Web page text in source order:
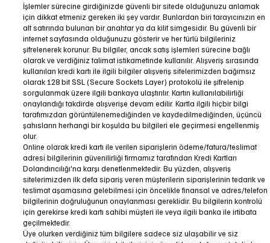
İşlemler sürecine girdiğinizde güvenli bir sitede olduğunuzu anlamak
için dikkat etmeniz gereken iki şey vardır. Bunlardan biri tarayıcınızın en
alt satırında bulunan bir anahtar ya da kilit simgesidir. Bu güvenli bir
internet sayfasında olduğunuzu gösterir ve her türlü bilgileriniz
şifrelenerek korunur. Bu bilgiler, ancak satış işlemleri sürecine bağlı
olarak ve verdiğiniz talimat istikametinde kullanılır. Alışveriş sırasında
kullanılan kredi kartı ile ilgili bilgiler alışveriş sitelerimizden bağımsız
olarak 128 bit SSL (Secure Sockets Layer) protokolü ile şifrelenip
sorgulanmak üzere ilgili bankaya ulaştırılır. Kartın kullanılabilirliği
onaylandığı takdirde alışverişe devam edilir. Kartla ilgili hiçbir bilgi
tarafımızdan görüntülenemediğinden ve kaydedilmediğinden, üçüncü
şahısların herhangi bir koşulda bu bilgileri ele geçirmesi engellenmiş
olur.
Online olarak kredi kartı ile verilen siparişlerin ödeme/fatura/teslimat
adresi bilgilerinin güvenilirliği firmamız tarafından Kredi Kartları
Dolandırıcılığı'na karşı denetlenmektedir. Bu yüzden, alışveriş
sitelerimizden ilk defa sipariş veren müşterilerin siparişlerinin tedarik ve
teslimat aşamasına gelebilmesi için öncelikle finansal ve adres/telefon
bilgilerinin doğruluğunun onaylanması gereklidir. Bu bilgilerin kontrolü
için gerekirse kredi kartı sahibi müşteri ile veya ilgili banka ile irtibata
geçilmektedir.
Üye olurken verdiğiniz tüm bilgilere sadece siz ulaşabilir ve siz